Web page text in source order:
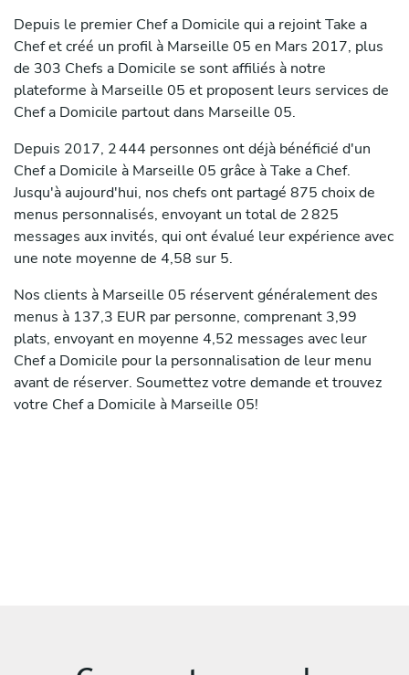
Depuis le premier Chef a Domicile qui a rejoint Take a
Chef et créé un profil à Marseille 05 en Mars 2017, plus
de 303 Chefs a Domicile se sont affiliés à notre
plateforme à Marseille 05 et proposent leurs services de
Chef a Domicile partout dans Marseille 05.
Depuis 2017, 2 444 personnes ont déjà bénéficié d'un
Chef a Domicile à Marseille 05 grâce à Take a Chef.
Jusqu'à aujourd'hui, nos chefs ont partagé 875 choix de
menus personnalisés, envoyant un total de 2 825
messages aux invités, qui ont évalué leur expérience avec
une note moyenne de 4,58 sur 5.
Nos clients à Marseille 05 réservent généralement des
menus à 137,3 EUR par personne, comprenant 3,99
plats, envoyant en moyenne 4,52 messages avec leur
Chef a Domicile pour la personnalisation de leur menu
avant de réserver. Soumettez votre demande et trouvez
votre Chef a Domicile à Marseille 05!